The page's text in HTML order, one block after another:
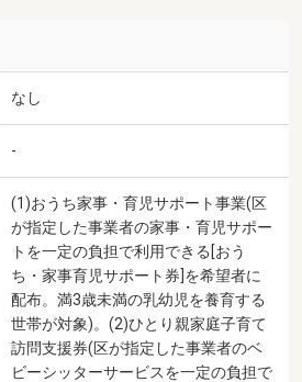
なし
-
(1)おうち家事・育児サポート事業(区
が指定した事業者の家事・育児サポー
トを一定の負担で利用できる[おう
ち・家事育児サポート券]を希望者に
配布。満3歳未満の乳幼児を養育する
世帯が対象)。(2)ひとり親家庭子育て
訪問支援券(区が指定した事業者のベ
ビーシッターサービスを一定の負担で